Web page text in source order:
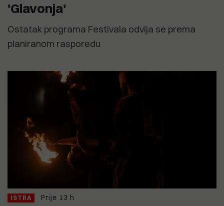
'Glavonja'
Ostatak programa Festivala odvija se prema
planiranom rasporedu
ISTRA Prije 13 h